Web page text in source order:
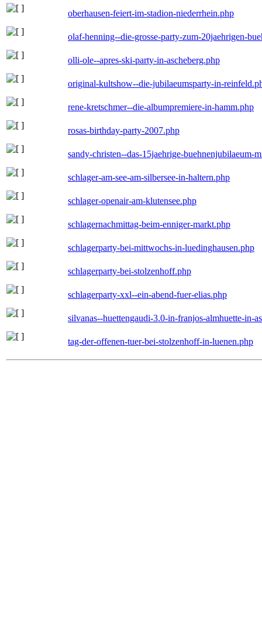
oberhausen-feiert-im-stadion-niederrhein.php
olaf-henning--die-grosse-party-zum-20jaehrigen-
olli-ole--apres-ski-party-in-ascheberg.php
original-kultshow--die-jubilaeumsparty-in-
rene-kretschmer--die-albumpremiere-in-hamm.php
rosas-birthday-party-2007.php
sandy-christen--das-15jaehrige-buehnenjubilaeum-
schlager-am-see-am-silbersee-in-haltern.php
schlager-openair-am-klutensee.php
schlagernachmittag-beim-enniger-markt.php
schlagerparty-bei-mittwochs-in-luedinghausen.php
schlagerparty-bei-stolzenhoff.php
schlagerparty-xxl--ein-abend-fuer-elias.php
silvanas--huettengaudi-3.0-in-franjos-almhuette-in-
tag-der-offenen-tuer-bei-stolzenhoff-in-luenen.php